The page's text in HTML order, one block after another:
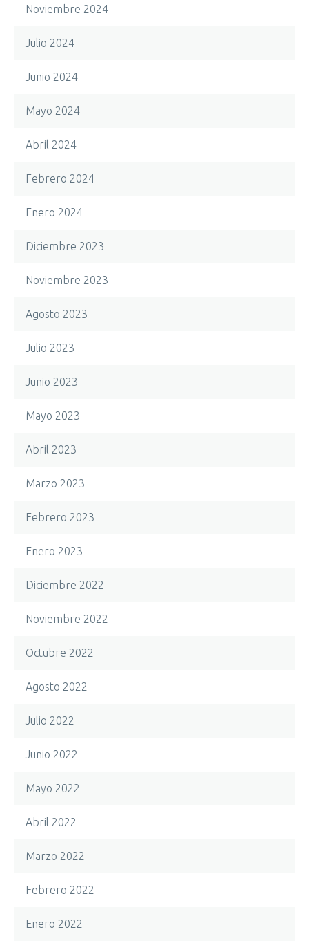
Noviembre 2024
Julio 2024
Junio 2024
Mayo 2024
Abril 2024
Febrero 2024
Enero 2024
Diciembre 2023
Noviembre 2023
Agosto 2023
Julio 2023
Junio 2023
Mayo 2023
Abril 2023
Marzo 2023
Febrero 2023
Enero 2023
Diciembre 2022
Noviembre 2022
Octubre 2022
Agosto 2022
Julio 2022
Junio 2022
Mayo 2022
Abril 2022
Marzo 2022
Febrero 2022
Enero 2022